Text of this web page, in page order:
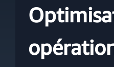
Segments
IA générative
Études de cas